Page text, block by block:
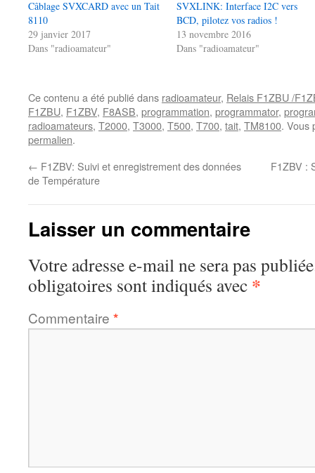
Câblage SVXCARD avec un Tait
8110
29 janvier 2017
Dans "radioamateur"
SVXLINK: Interface I2C vers
BCD, pilotez vos radios !
13 novembre 2016
Dans "radioamateur"
Ce contenu a été publié dans radioamateur, Relais F1ZBU /
F1ZBU, F1ZBV, F8ASB, programmation, programmator,
radioamateurs, T2000, T3000, T500, T700, tait, TM8100. Vous
permalien.
← F1ZBV: Suivi et enregistrement des données
de Température
F1ZBV :
Laisser un commentaire
Votre adresse e-mail ne sera pas
obligatoires sont indiqués avec *
Commentaire *